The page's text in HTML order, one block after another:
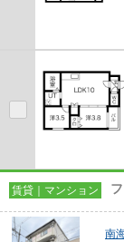
賃貸｜マンション
南